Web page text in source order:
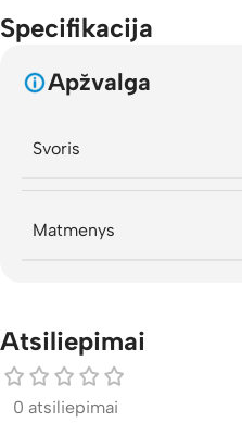
Specifikacija
Apžvalga
Svoris
Matmenys
Atsiliepimai
0 atsiliepimai